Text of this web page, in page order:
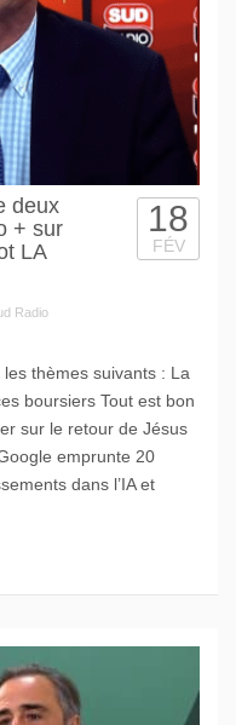
deux
+ sur
LA
Radio
18
FÉV
thèmes suivants : La
boursiers Tout est bon
sur le retour de Jésus
emprunte 20
dans l’IA et